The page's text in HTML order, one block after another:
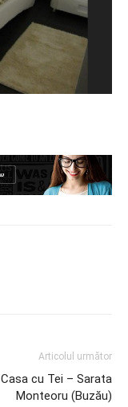
Articolul următor
Casa cu Tei – Sarata
Monteoru (Buzău)